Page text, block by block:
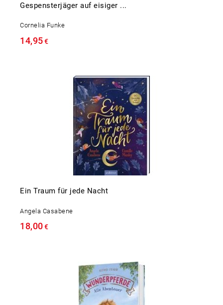
Gespensterjäger auf eisiger ...
Cornelia Funke
14,95€
Ein Traum für jede Nacht
Angela Casabene
18,00€